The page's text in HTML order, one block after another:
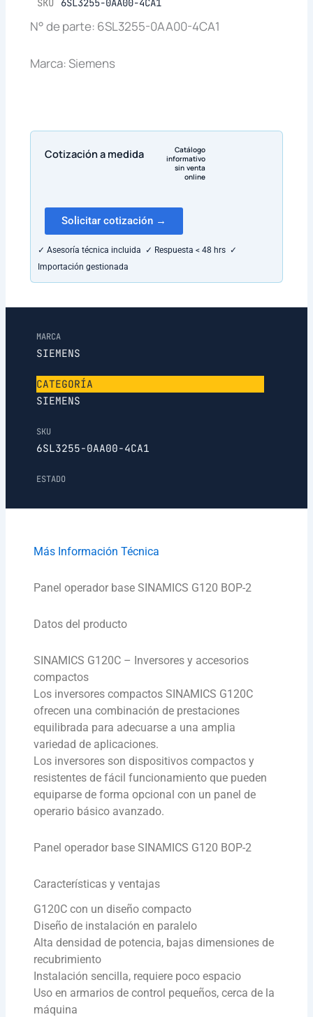
SKU 6SL3255-0AA00-4CA1
N° de parte: 6SL3255-0AA00-4CA1
Marca: Siemens
Cotización a medida
Catálogo
informativo
sin venta
online
Solicitar cotización →
✓ Asesoría técnica incluida ✓ Respuesta < 48 hrs ✓
Importación gestionada
MARCA
SIEMENS
CATEGORÍA
SIEMENS
SKU
6SL3255-0AA00-4CA1
ESTADO
Más Información Técnica
Panel operador base SINAMICS G120 BOP-2
Datos del producto
SINAMICS G120C – Inversores y accesorios
compactos
Los inversores compactos SINAMICS G120C
ofrecen una combinación de prestaciones
equilibrada para adecuarse a una amplia
variedad de aplicaciones.
Los inversores son dispositivos compactos y
resistentes de fácil funcionamiento que pueden
equiparse de forma opcional con un panel de
operario básico avanzado.
Panel operador base SINAMICS G120 BOP-2
Características y ventajas
G120C con un diseño compacto
Diseño de instalación en paralelo
Alta densidad de potencia, bajas dimensiones de
recubrimiento
Instalación sencilla, requiere poco espacio
Uso en armarios de control pequeños, cerca de la
máquina